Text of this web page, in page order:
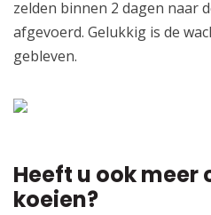
zelden binnen 2 dagen naar
afgevoerd. Gelukkig is de
gebleven.
Heeft u ook meer
koeien?